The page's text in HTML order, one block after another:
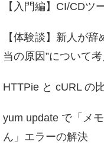
【入門編】CI/CDツ
【体験談】新人が辞
当の原因”について
HTTPie と cURL の
yum update で「メ
ん」エラーの解決